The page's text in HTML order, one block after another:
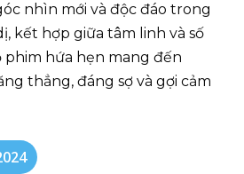
nhìn mới và độc đáo trong
kết hợp giữa tâm linh và số
phim hứa hẹn mang đến
thẳng, đáng sợ và gợi cảm